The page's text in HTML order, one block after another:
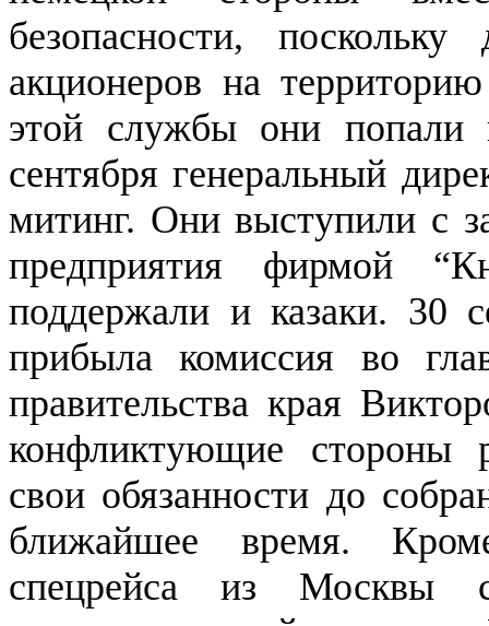
безопасности,
акционеров на
этой службы они попали
сентября генеральный
митинг. Они выступили с
предприятия фирмой
поддержали и казаки. 30
прибыла комиссия во
правительства края
конфликтующие стороны
свои обязанности до
ближайшее время.
спецрейса из Москвы с